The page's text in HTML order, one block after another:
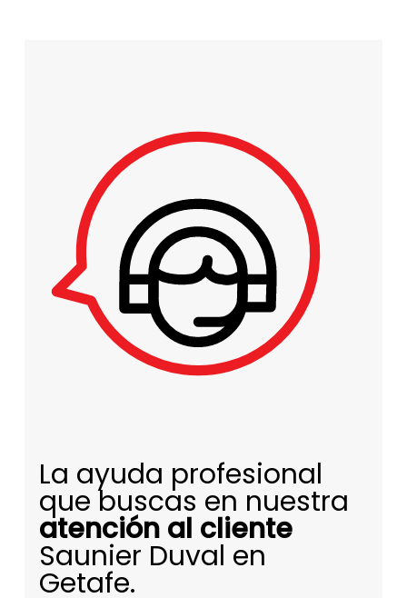
La ayuda profesional
que buscas en nuestra
atención al cliente
Saunier Duval en
Getafe.